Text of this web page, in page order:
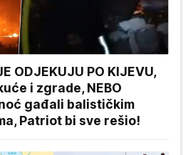
ODJEKUJU PO KIJEVU,
i zgrade, NEBO
gađali balističkim
Patriot bi sve rešio!